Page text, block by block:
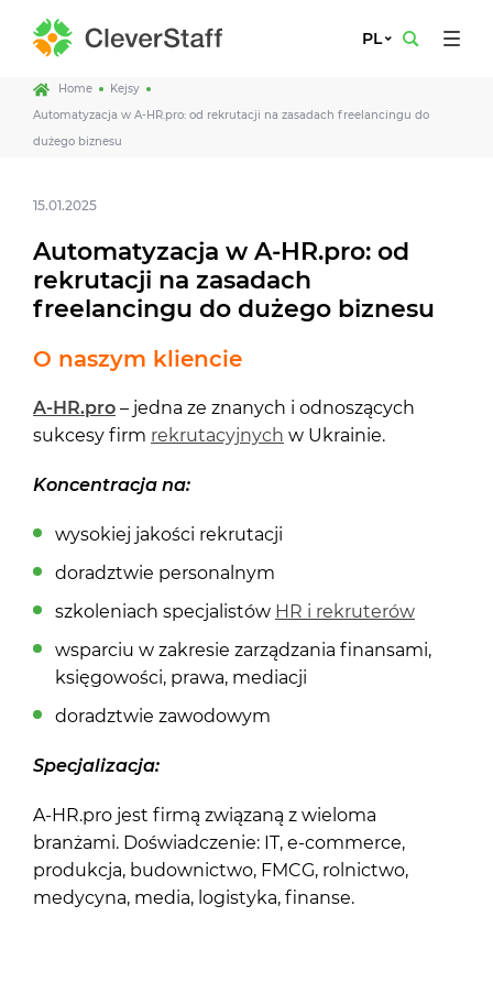
PL
Home
Kejsy
Automatyzacja w A-HR.pro: od rekrutacji na zasadach freelancingu do
dużego biznesu
15.01.2025
Automatyzacja w A-HR.pro: od
rekrutacji na zasadach
freelancingu do dużego biznesu
O naszym kliencie
A-HR.pro – jedna ze znanych i odnoszących
sukcesy firm rekrutacyjnych w Ukrainie.
Koncentracja na:
wysokiej jakości rekrutacji
doradztwie personalnym
szkoleniach specjalistów HR i rekruterów
wsparciu w zakresie zarządzania finansami,
księgowości, prawa, mediacji
doradztwie zawodowym
Specjalizacja:
A-HR.pro jest firmą związaną z wieloma
branżami. Doświadczenie: IT, e-commerce,
produkcja, budownictwo, FMCG, rolnictwo,
medycyna, media, logistyka, finanse.